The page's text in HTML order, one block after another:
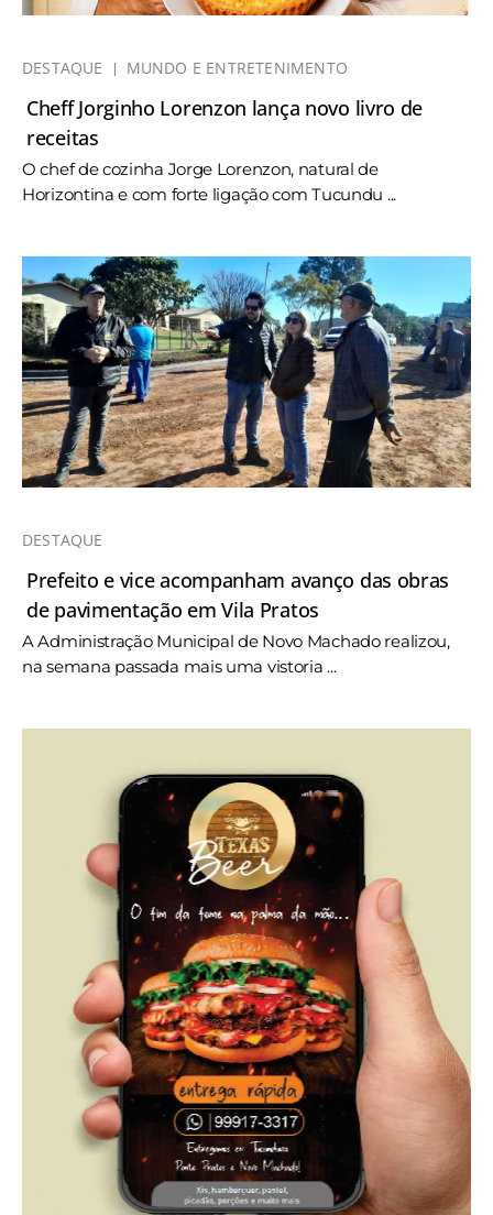
DESTAQUE MUNDO E ENTRETENIMENTO
Cheff Jorginho Lorenzon lança novo livro de
receitas
O chef de cozinha Jorge Lorenzon, natural de
Horizontina e com forte ligação com Tucundu ...
DESTAQUE
Prefeito e vice acompanham avanço das obras
de pavimentação em Vila Pratos
A Administração Municipal de Novo Machado realizou,
na semana passada mais uma vistoria ...